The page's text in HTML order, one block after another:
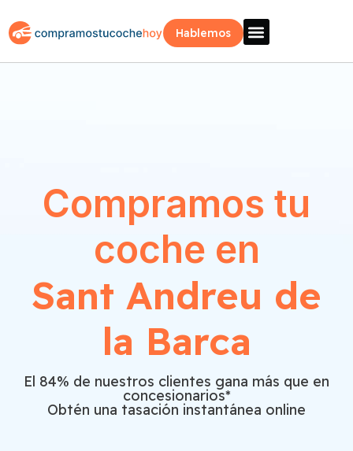
Hablemos
Compramos tu
coche en
Sant Andreu de
la Barca
El 84% de nuestros clientes gana más que en
concesionarios*
Obtén una tasación instantánea online